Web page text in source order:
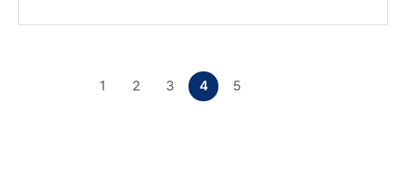
1 2 3 4 5